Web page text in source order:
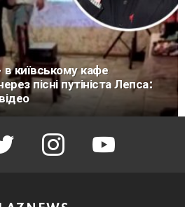
київському кафе
пісні путініста Лепса:
twitter instagram youtube